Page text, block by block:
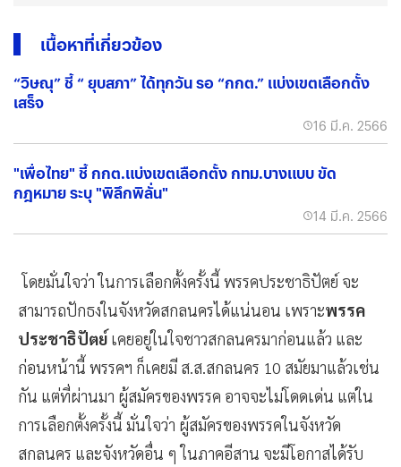
เนื้อหาที่เกี่ยวข้อง
“วิษณุ” ชี้ “ ยุบสภา” ได้ทุกวัน รอ “กกต.” แบ่งเขตเลือกตั้ง
เสร็จ
16 มี.ค. 2566
"เพื่อไทย" ชี้ กกต.แบ่งเขตเลือกตั้ง กทม.บางแบบ ขัด
กฎหมาย ระบุ "พิลึกพิลั่น"
14 มี.ค. 2566
โดยมั่นใจว่า ในการเลือกตั้งครั้งนี้ พรรคประชาธิปัตย์ จะ
สามารถปักธงในจังหวัดสกลนครได้แน่นอน เพราะพรรค
ประชาธิปัตย์ เคยอยู่ในใจชาวสกลนครมาก่อนแล้ว และ
ก่อนหน้านี้ พรรคฯ ก็เคยมี ส.ส.สกลนคร 10 สมัยมาแล้วเช่น
กัน แต่ที่ผ่านมา ผู้สมัครของพรรค อาจจะไม่โดดเด่น แต่ใน
การเลือกตั้งครั้งนี้ มั่นใจว่า ผู้สมัครของพรรคในจังหวัด
สกลนคร และจังหวัดอื่น ๆ ในภาคอีสาน จะมีโอกาสได้รับ